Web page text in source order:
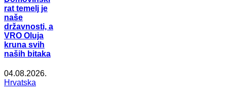
rat temelj je
naše
državnosti, a
VRO Oluja
kruna svih
naših bitaka
04.08.2026.
Hrvatska